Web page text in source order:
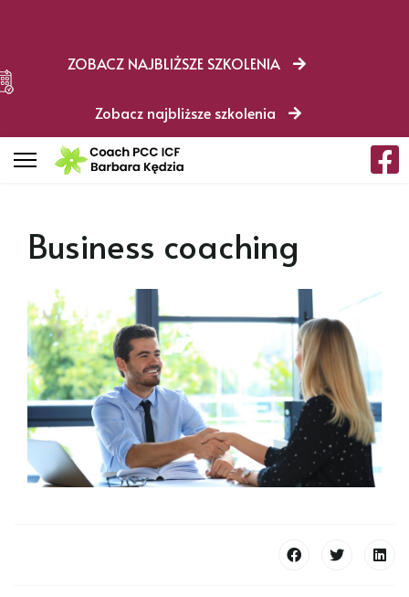
ZOBACZ NAJBLIŻSZE SZKOLENIA
Zobacz najbliższe szkolenia
Business coaching